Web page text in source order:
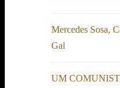
Mercedes Sosa,
Gal
UM